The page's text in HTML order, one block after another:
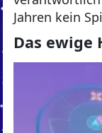
Jahren kein
Das ewige